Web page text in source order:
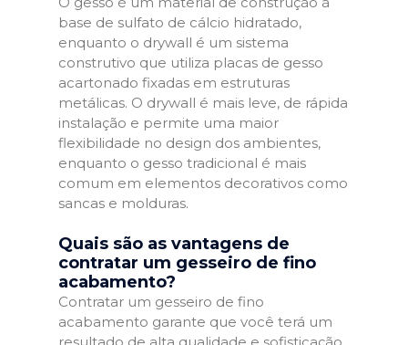
base de sulfato de cálcio hidratado,
enquanto o drywall é um sistema
construtivo que utiliza placas de gesso
acartonado fixadas em estruturas
metálicas. O drywall é mais leve, de rápida
instalação e permite uma maior
flexibilidade no design dos ambientes,
enquanto o gesso tradicional é mais
comum em elementos decorativos como
sancas e molduras.
Quais são as vantagens de
contratar um gesseiro de fino
acabamento?
Contratar um gesseiro de fino
acabamento garante que você terá um
resultado de alta qualidade e sofisticação